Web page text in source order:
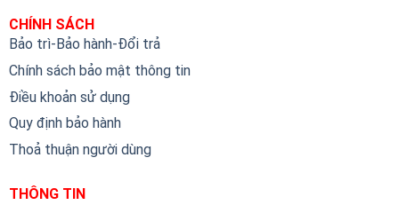
CHÍNH SÁCH
Bảo trì-Bảo hành-Đổi trả
Chính sách bảo mật thông tin
Điều khoản sử dụng
Quy định bảo hành
Thoả thuận người dùng
THÔNG TIN